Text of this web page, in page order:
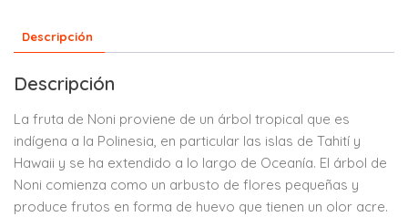
Descripción
Descripción
La fruta de Noni proviene de un árbol tropical que es
indígena a la Polinesia, en particular las islas de Tahití y
Hawaii y se ha extendido a lo largo de Oceanía. El árbol de
Noni comienza como un arbusto de flores pequeñas y
produce frutos en forma de huevo que tienen un olor acre.